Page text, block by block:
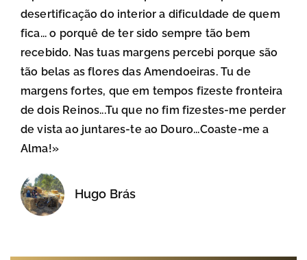
desertificação do interior a dificuldade de quem
fica... o porquê de ter sido sempre tão bem
recebido. Nas tuas margens percebi porque são
tão belas as flores das Amendoeiras. Tu de
margens fortes, que em tempos fizeste fronteira
de dois Reinos...Tu que no fim fizestes-me perder
de vista ao juntares-te ao Douro...Coaste-me a
Alma!»
Hugo Brás